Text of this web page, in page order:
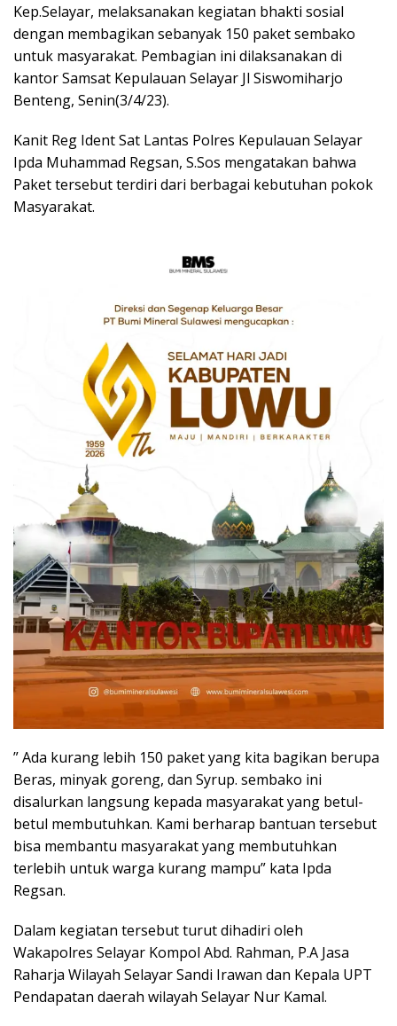
Kep.Selayar, melaksanakan kegiatan bhakti sosial
dengan membagikan sebanyak 150 paket sembako
untuk masyarakat. Pembagian ini dilaksanakan di
kantor Samsat Kepulauan Selayar Jl Siswomiharjo
Benteng, Senin(3/4/23).
Kanit Reg Ident Sat Lantas Polres Kepulauan Selayar
Ipda Muhammad Regsan, S.Sos mengatakan bahwa
Paket tersebut terdiri dari berbagai kebutuhan pokok
Masyarakat.
” Ada kurang lebih 150 paket yang kita bagikan berupa
Beras, minyak goreng, dan Syrup. sembako ini
disalurkan langsung kepada masyarakat yang betul-
betul membutuhkan. Kami berharap bantuan tersebut
bisa membantu masyarakat yang membutuhkan
terlebih untuk warga kurang mampu” kata Ipda
Regsan.
Dalam kegiatan tersebut turut dihadiri oleh
Wakapolres Selayar Kompol Abd. Rahman, P.A Jasa
Raharja Wilayah Selayar Sandi Irawan dan Kepala UPT
Pendapatan daerah wilayah Selayar Nur Kamal.